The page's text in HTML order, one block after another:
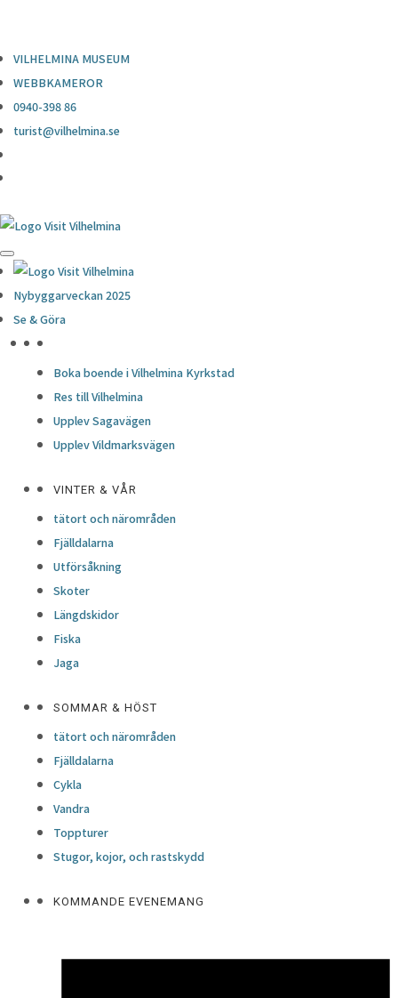
VILHELMINA MUSEUM
WEBBKAMEROR
0940-398 86
turist@vilhelmina.se
Nybyggarveckan 2025
Se & Göra
Boka boende i Vilhelmina Kyrkstad
Res till Vilhelmina
Upplev Sagavägen
Upplev Vildmarksvägen
VINTER & VÅR
tätort och närområden
Fjälldalarna
Utförsåkning
Skoter
Längdskidor
Fiska
Jaga
SOMMAR & HÖST
tätort och närområden
Fjälldalarna
Cykla
Vandra
Toppturer
Stugor, kojor, och rastskydd
KOMMANDE EVENEMANG